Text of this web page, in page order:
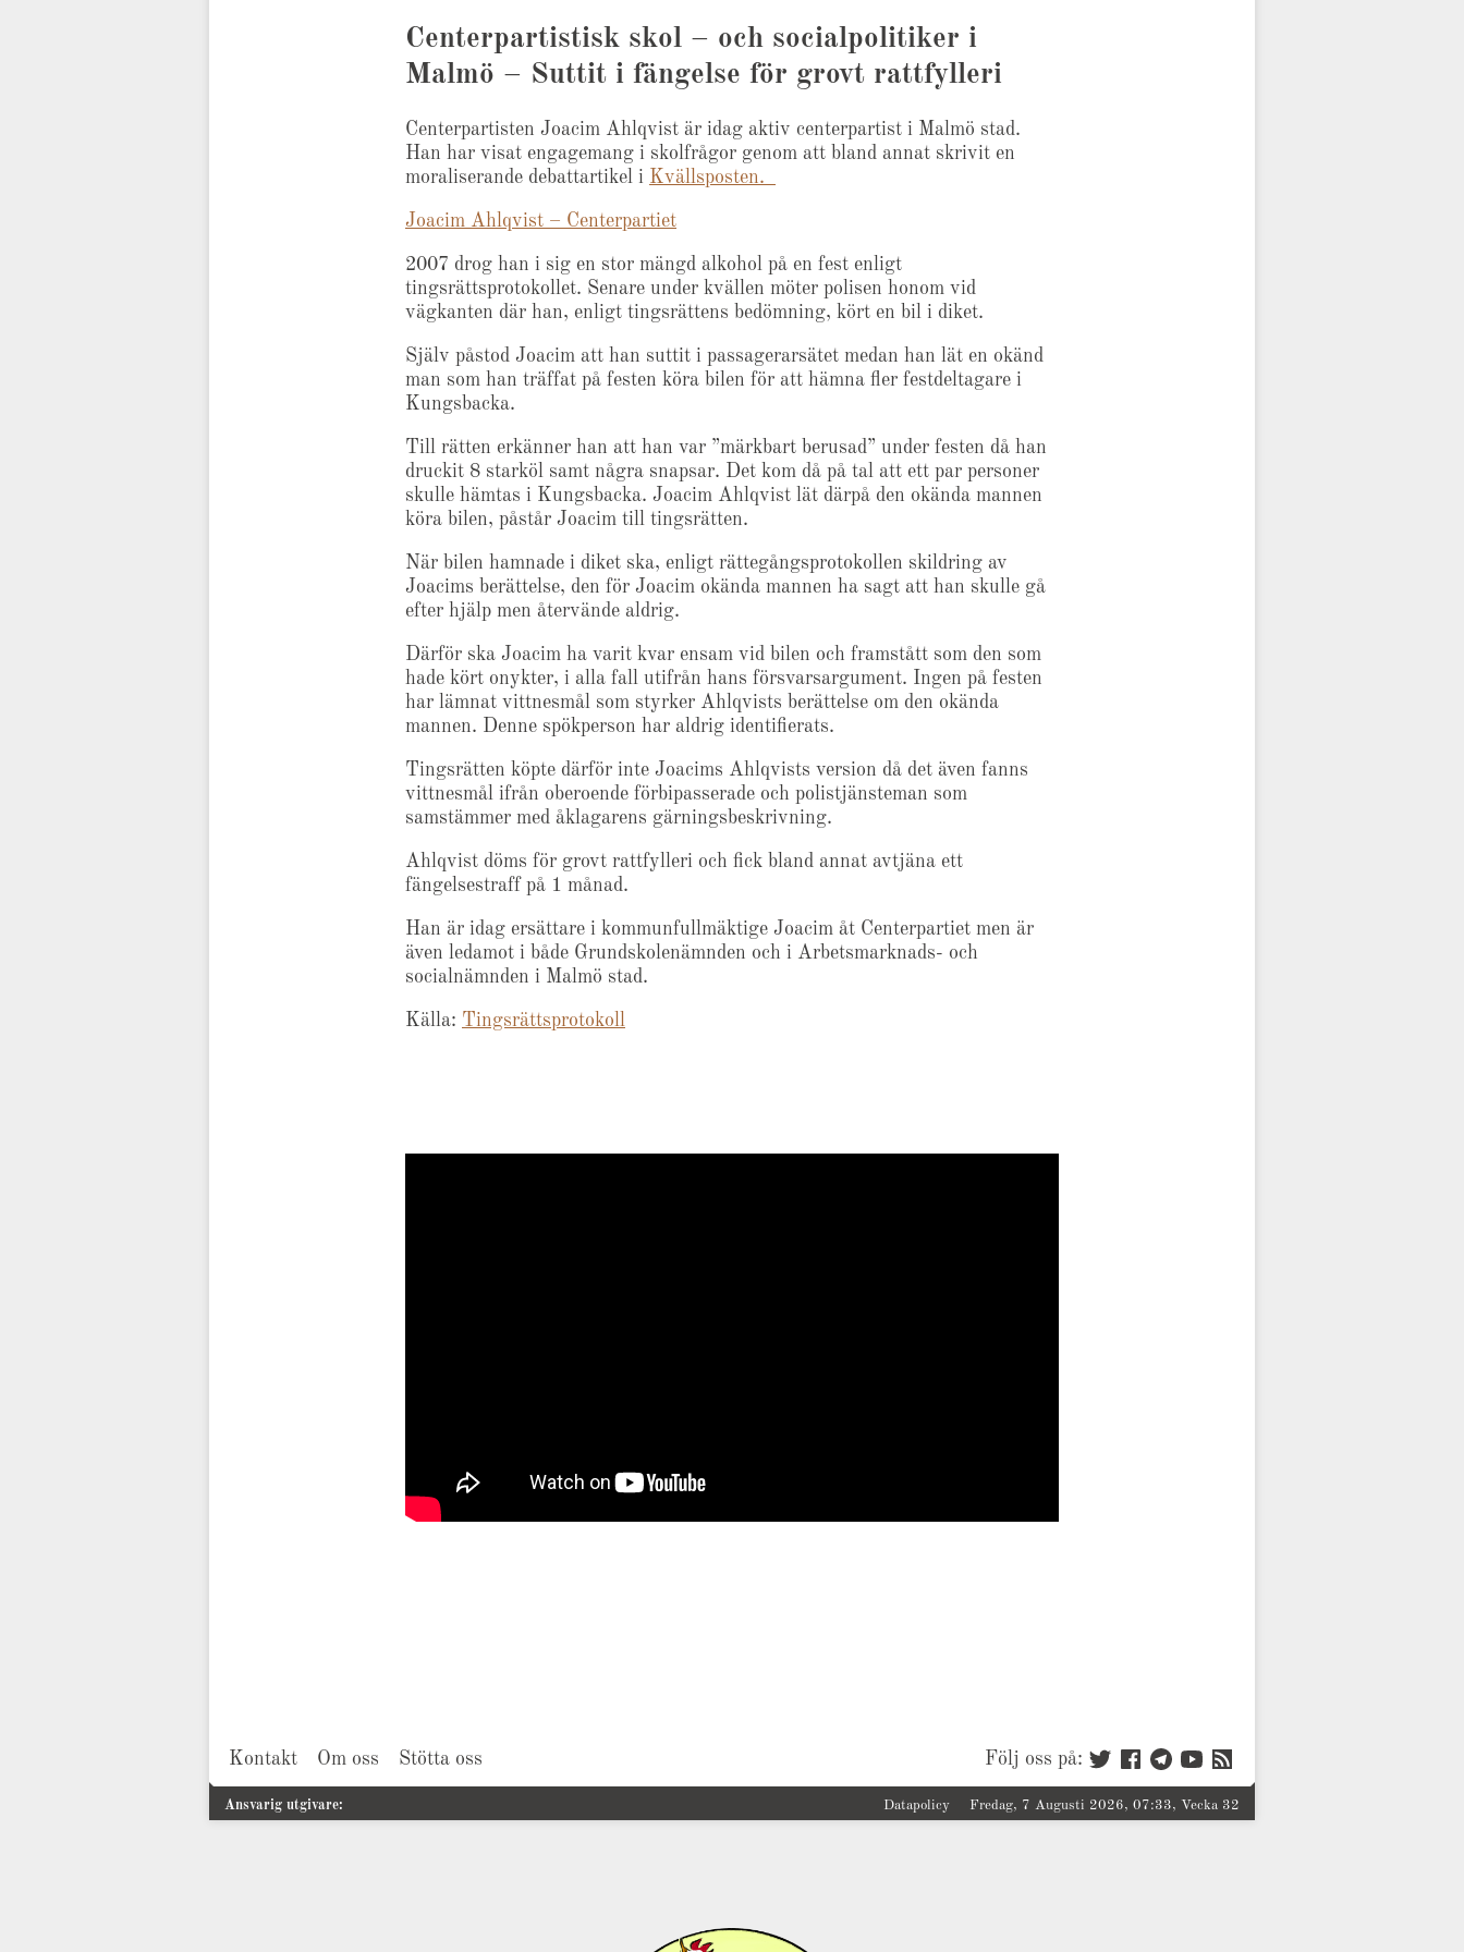
Centerpartistisk skol – och socialpolitiker i
Malmö – Suttit i fängelse för grovt rattfylleri
Centerpartisten Joacim Ahlqvist är idag aktiv centerpartist i Malmö stad.
Han har visat engagemang i skolfrågor genom att bland annat skrivit en
moraliserande debattartikel i Kvällsposten.
Joacim Ahlqvist – Centerpartiet
2007 drog han i sig en stor mängd alkohol på en fest enligt
tingsrättsprotokollet. Senare under kvällen möter polisen honom vid
vägkanten där han, enligt tingsrättens bedömning, kört en bil i diket.
Själv påstod Joacim att han suttit i passagerarsätet medan han lät en okänd
man som han träffat på festen köra bilen för att hämna fler festdeltagare i
Kungsbacka.
Till rätten erkänner han att han var ”märkbart berusad” under festen då han
druckit 8 starköl samt några snapsar. Det kom då på tal att ett par personer
skulle hämtas i Kungsbacka. Joacim Ahlqvist lät därpå den okända mannen
köra bilen, påstår Joacim till tingsrätten.
När bilen hamnade i diket ska, enligt rättegångsprotokollen skildring av
Joacims berättelse, den för Joacim okända mannen ha sagt att han skulle gå
efter hjälp men återvände aldrig.
Därför ska Joacim ha varit kvar ensam vid bilen och framstått som den som
hade kört onykter, i alla fall utifrån hans försvarsargument. Ingen på festen
har lämnat vittnesmål som styrker Ahlqvists berättelse om den okända
mannen. Denne spökperson har aldrig identifierats.
Tingsrätten köpte därför inte Joacims Ahlqvists version då det även fanns
vittnesmål ifrån oberoende förbipasserade och polistjänsteman som
samstämmer med åklagarens gärningsbeskrivning.
Ahlqvist döms för grovt rattfylleri och fick bland annat avtjäna ett
fängelsestraff på 1 månad.
Han är idag ersättare i kommunfullmäktige Joacim åt Centerpartiet men är
även ledamot i både Grundskolenämnden och i Arbetsmarknads- och
socialnämnden i Malmö stad.
Källa: Tingsrättsprotokoll
Kontakt Om oss Stötta oss Följ oss på:
Ansvarig utgivare: Datapolicy Fredag, 7 Augusti 2026, 07:33, Vecka 32